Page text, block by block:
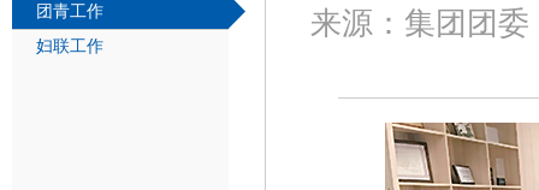
团青工作
妇联工作
来源：集团团